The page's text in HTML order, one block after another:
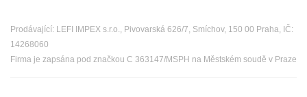
Prodávající: LEFI IMPEX s.r.o., Pivovarská 626/7, Smíchov, 150 00 Praha, IČ:
14268060
Firma je zapsána pod značkou C 363147/MSPH na Městském soudě v Praze